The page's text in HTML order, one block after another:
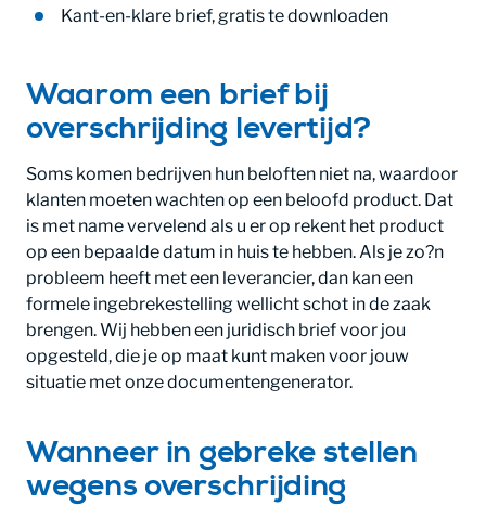
Kant-en-klare brief, gratis te downloaden
Waarom een brief bij
overschrijding levertijd?
Soms komen bedrijven hun beloften niet na, waardoor
klanten moeten wachten op een beloofd product. Dat
is met name vervelend als u er op rekent het product
op een bepaalde datum in huis te hebben. Als je zo?n
probleem heeft met een leverancier, dan kan een
formele ingebrekestelling wellicht schot in de zaak
brengen. Wij hebben een juridisch brief voor jou
opgesteld, die je op maat kunt maken voor jouw
situatie met onze documentengenerator.
Wanneer in gebreke stellen
wegens overschrijding